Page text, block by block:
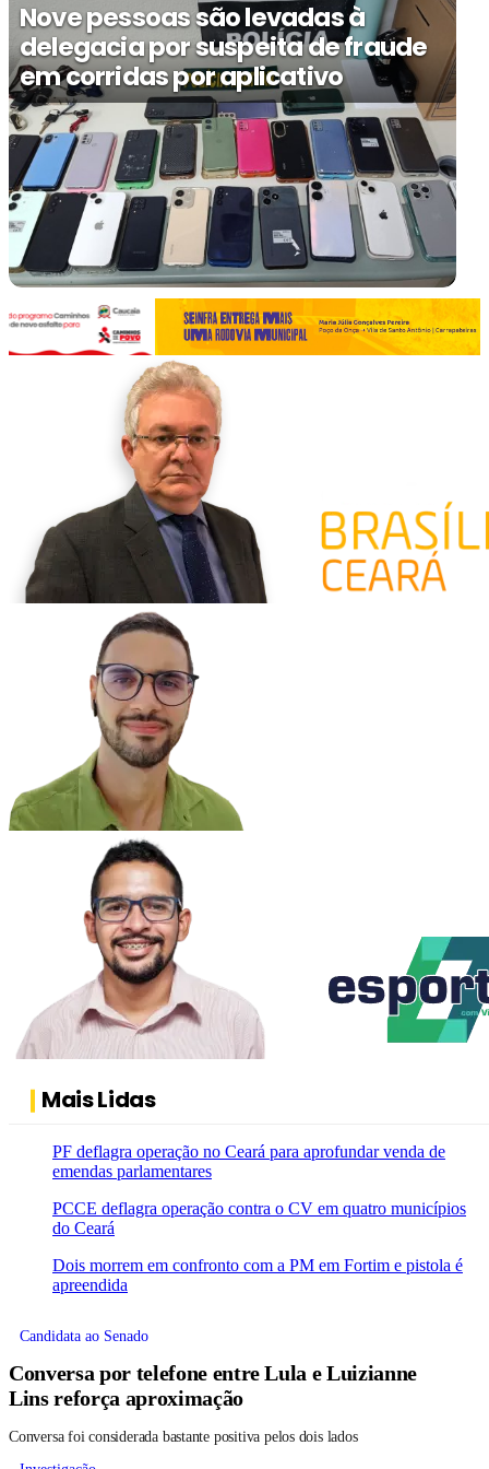
Nove pessoas são levadas à
delegacia por suspeita de fraude
em corridas por aplicativo
Mais Lidas
PF deflagra operação no Ceará para aprofundar venda de
emendas parlamentares
PCCE deflagra operação contra o CV em quatro municípios
do Ceará
Dois morrem em confronto com a PM em Fortim e pistola é
apreendida
Candidata ao Senado
Conversa por telefone entre Lula e Luizianne
Lins reforça aproximação
Conversa foi considerada bastante positiva pelos dois lados